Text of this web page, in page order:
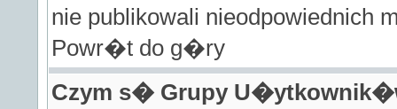
nie publikowali nieodpowiednich
Powr�t do g�ry
Czym s� Grupy